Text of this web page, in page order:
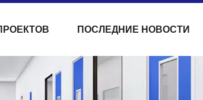
ПОСЛЕДНИЕ НОВОСТИ